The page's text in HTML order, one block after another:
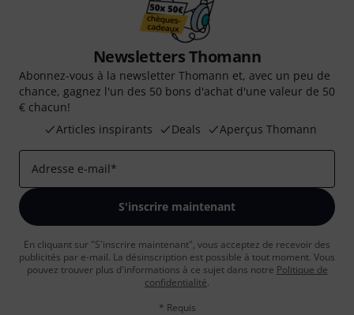
Newsletters Thomann
Abonnez-vous à la newsletter Thomann et, avec un peu de
chance, gagnez l'un des 50 bons d'achat d'une valeur de 50
€ chacun!
Articles inspirants
Deals Aperçus Thomann
Adresse e-mail*
S'inscrire maintenant
En cliquant sur "S'inscrire maintenant", vous acceptez de recevoir des
publicités par e-mail. La désinscription est possible à tout moment. Vous
pouvez trouver plus d'informations à ce sujet dans notre Politique de
confidentialité.
* Requis